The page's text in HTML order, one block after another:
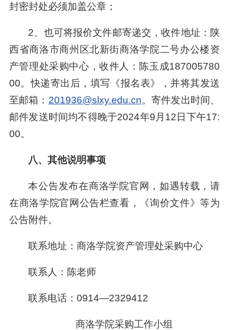
封密封处必须加盖公章；
2、也可将报价文件邮寄递交，收件地址：陕
西省商洛市商州区北新街商洛学院二号办公楼资
产管理处采购中心，收件人：陈玉成187005780
00。快递寄出后，填写《报名表》，并将其发送
至邮箱： 201936@slxy.edu.cn。寄件发出时间、
邮件发送时间均不得晚于2024年9月12日下午17:
00。
八、其他说明事项
本公告发布在商洛学院官网，如遇转载，请
在商洛学院官网公告栏查看，《询价文件》等为
公告附件。
联系地址：商洛学院资产管理处采购中心
联系人：陈老师
联系电话：0914—2329412
商洛学院采购工作小组